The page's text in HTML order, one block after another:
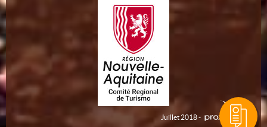
Juillet 2018 -